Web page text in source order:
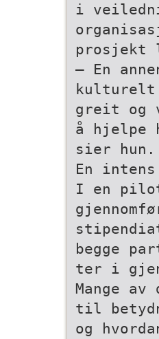
i
prosjekt­
– En
kulturelt
greit og
å hjelpe
sier hun.
En
I en
begge
ter i
Mange
til
og